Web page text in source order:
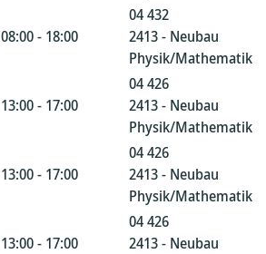
08:00 - 18:00
04 432
2413 - Neubau
Physik/Mathematik
13:00 - 17:00
04 426
2413 - Neubau
Physik/Mathematik
13:00 - 17:00
04 426
2413 - Neubau
Physik/Mathematik
13:00 - 17:00
04 426
2413 - Neubau